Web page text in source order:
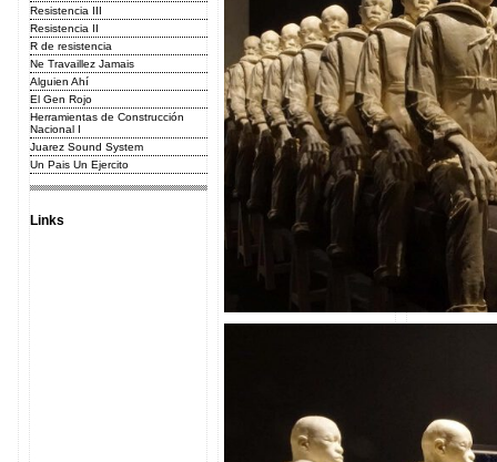
Resistencia III
Resistencia II
R de resistencia
Ne Travaillez Jamais
Alguien Ahí
El Gen Rojo
Herramientas de Construcción
Nacional I
Juarez Sound System
Un Pais Un Ejercito
Links